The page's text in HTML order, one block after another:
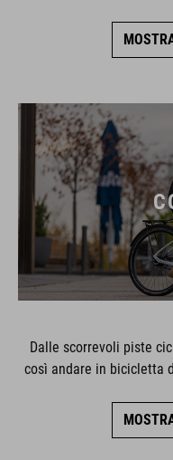
Dalle scorrevoli piste
così andare in bicicletta